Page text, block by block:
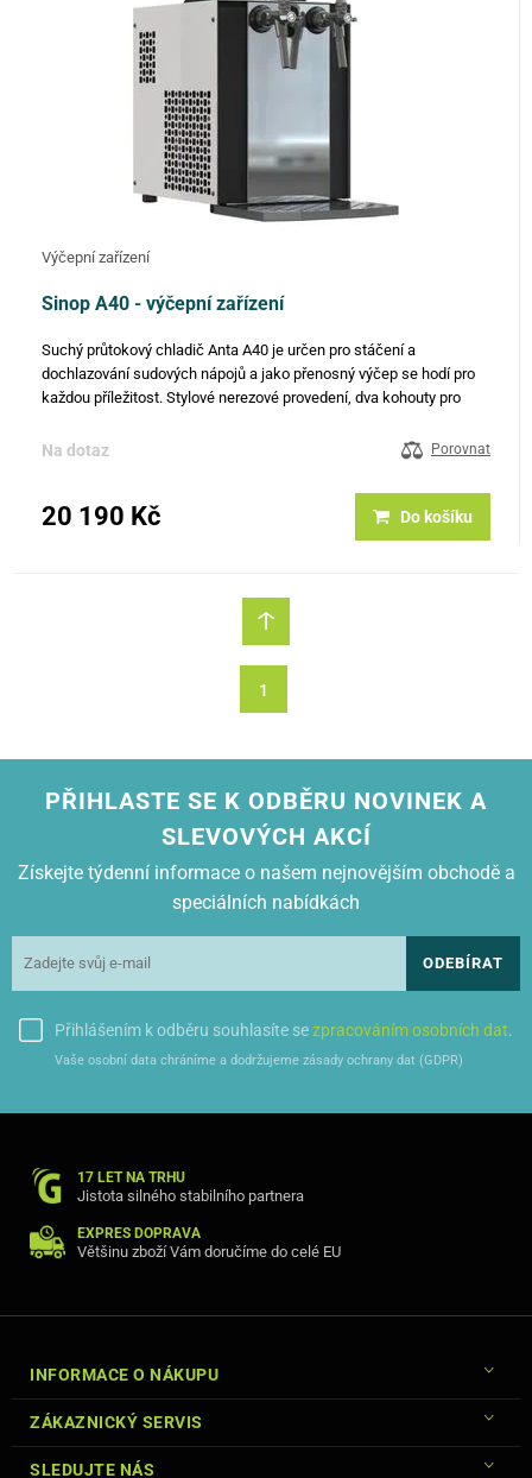
Výčepní zařízení
Sinop A40 - výčepní zařízení
Suchý průtokový chladič Anta A40 je určen pro stáčení a
dochlazování sudových nápojů a jako přenosný výčep se hodí pro
každou příležitost. Stylové nerezové provedení, dva kohouty pro
Na dotaz Porovnat
20 190 Kč Do košíku
1
PŘIHLASTE SE K ODBĚRU NOVINEK A
SLEVOVÝCH AKCÍ
Získejte týdenní informace o našem nejnovějším obchodě a
speciálních nabídkách
ODEBÍRAT
Přihlášením k odběru souhlasíte sezpracováním osobních dat.
Vaše osobní data chráníme a dodržujeme zásady ochrany dat (GDPR)
17 LET NA TRHU
Jistota silného stabilního partnera
EXPRES DOPRAVA
Většinu zboží Vám doručíme do celé EU
INFORMACE O NÁKUPU
ZÁKAZNICKÝ SERVIS
SLEDUJTE NÁS